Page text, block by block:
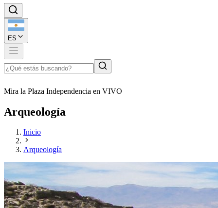
ES
Mira la Plaza Independencia en VIVO
Arqueología
Inicio
Arqueología